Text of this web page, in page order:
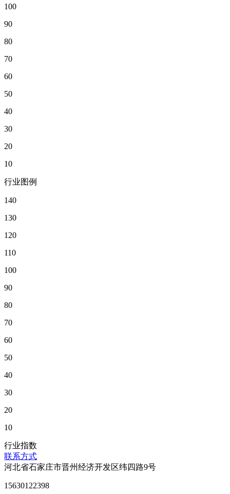
100
90
80
70
60
50
40
30
20
10
行业图例
140
130
120
110
100
90
80
70
60
50
40
30
20
10
行业指数
联系方式
河北省石家庄市晋州经济开发区纬四路9号
15630122398